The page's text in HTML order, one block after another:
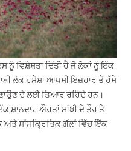
ਨੂੰ ਵਿਸ਼ੇਸ਼ਤਾ ਦਿੱਤੀ ਹੈ ਜੋ ਲੋਕਾਂ ਨੂੰ ਇੱਕ
ਲੋਕ ਹਮੇਸ਼ਾ ਆਪਸੀ ਇਜ਼ਹਾਰ ਤੇ ਹੱਸੇ
ਦੇ ਲਈ ਤਿਆਰ ਰਹਿੰਦੇ ਹਨ।
ਸ਼ਾਨਦਾਰ ਔਰਤਾਂ ਸਾਂਝੀ ਦੇ ਤੌਰ ਤੇ
ਸਾਂਸਕ੍ਰਿਤਿਕ ਗੱਲਾਂ ਵਿੱਚ ਇੱਕ